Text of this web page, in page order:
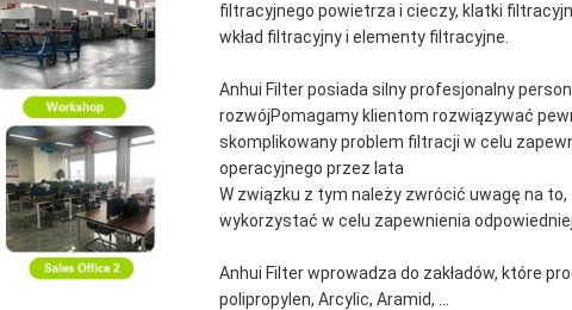
filtracyjnego powietrza i cieczy, klatki
wkład filtracyjny i elementy filtracyjne.
Anhui Filter posiada silny profesjonalny
rozwójPomagamy klientom rozwiązywać
skomplikowany problem filtracji w celu
operacyjnego przez lata
W związku z tym należy zwrócić uwagę na
wykorzystać w celu zapewnienia
Anhui Filter wprowadza do zakładów, które
polipropylen, Arcylic, Aramid, ...